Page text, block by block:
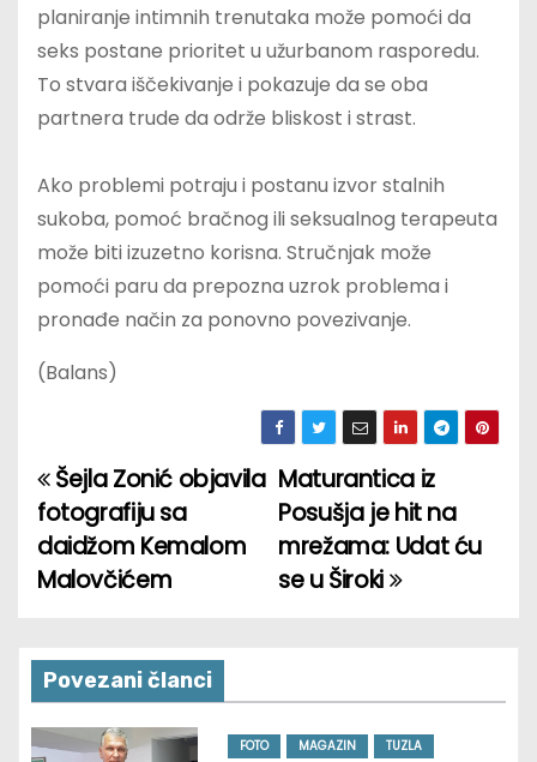
planiranje intimnih trenutaka može pomoći da
seks postane prioritet u užurbanom rasporedu.
To stvara iščekivanje i pokazuje da se oba
partnera trude da održe bliskost i strast.
Ako problemi potraju i postanu izvor stalnih
sukoba, pomoć bračnog ili seksualnog terapeuta
može biti izuzetno korisna. Stručnjak može
pomoći paru da prepozna uzrok problema i
pronađe način za ponovno povezivanje.
(Balans)
P
o
s
n
a
Maturantica iz
Posušja je hit na
mrežama: Udat ću
se u Široki
Šejla Zonić objavila
fotografiju sa
daidžom Kemalom
Malovčićem
Povezani članci
FOTO MAGAZIN
TUZLA